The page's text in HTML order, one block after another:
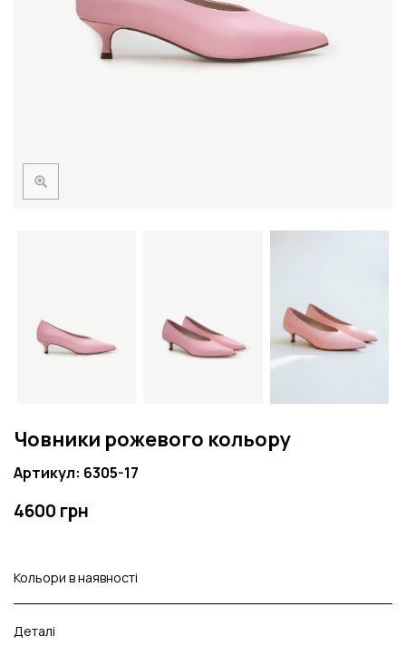
Човники рожевого кольору
Артикул: 6305-17
4600 грн
Кольори в наявності
Деталі